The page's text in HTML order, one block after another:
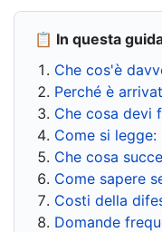
📋 In questa
Che cos'è
Perché è
Che cosa devi
Come si
Che cosa
Come sapere
Costi della
Domande